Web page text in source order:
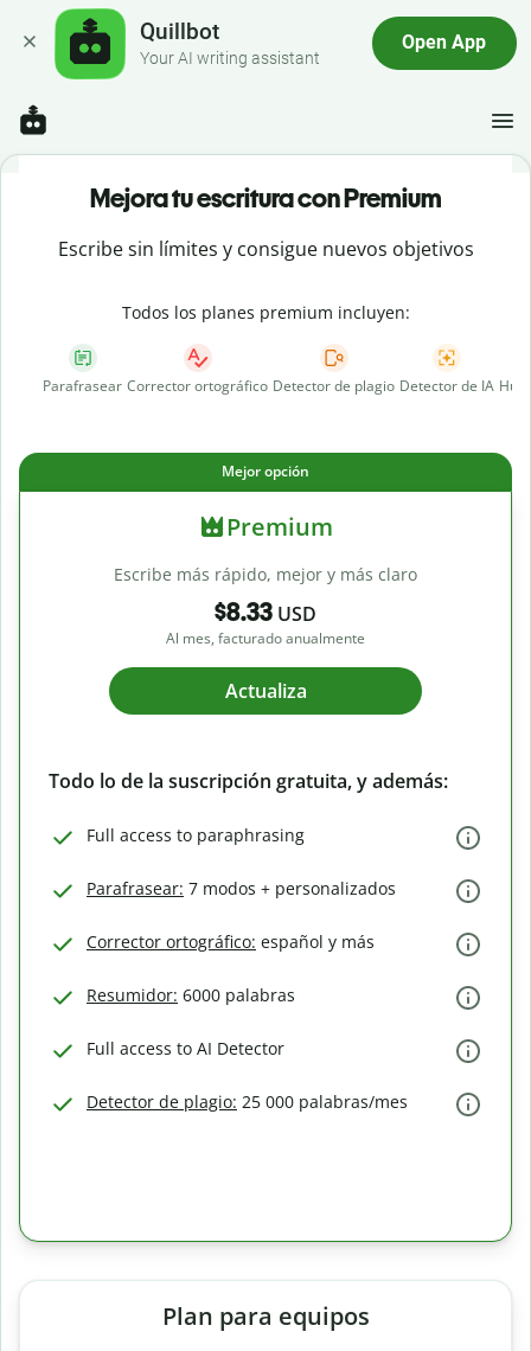
Quillbot
Your AI writing assistant
Open App
Mejora tu escritura con Premium
Escribe sin límites y consigue nuevos objetivos
Todos los planes premium incluyen:
Parafrasear Corrector ortográfico Detector de plagio Detector de IA
Mejor opción
Premium
Escribe más rápido, mejor y más claro
$8.33 USD
Al mes, facturado anualmente
Actualiza
Todo lo de la suscripción gratuita, y además:
Full access to paraphrasing
Parafrasear: 7 modos + personalizados
Corrector ortográfico: español y más
Resumidor: 6000 palabras
Full access to AI Detector
Detector de plagio: 25 000 palabras/mes
Plan para equipos